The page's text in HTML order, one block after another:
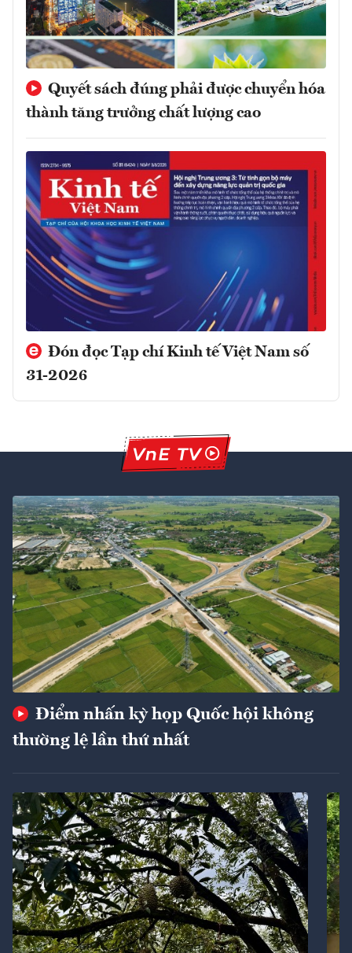
Quyết sách đúng phải được chuyển hóa
thành tăng trưởng chất lượng cao
Đón đọc Tạp chí Kinh tế Việt Nam số
31-2026
Điểm nhấn kỳ họp Quốc hội không
thường lệ lần thứ nhất